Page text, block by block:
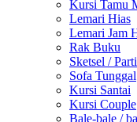
Kursi Tamu
Lemari Hias
Lemari Jam
Rak Buku
Sketsel /
Sofa Tunggal
Kursi Santai
Kursi Couple
Bale-bale /